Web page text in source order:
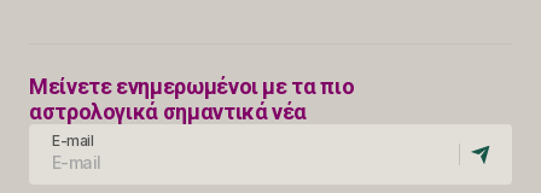
Μείνετε ενημερωμένοι με τα πιο
αστρολογικά σημαντικά νέα
E-mail